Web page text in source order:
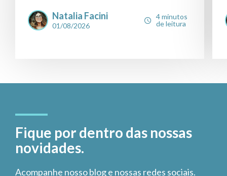
Natalia Facini
01/08/2026
4 minutos
de leitura
Fique por dentro das nossas
novidades.
Acompanhe nosso blog e nossas redes sociais.